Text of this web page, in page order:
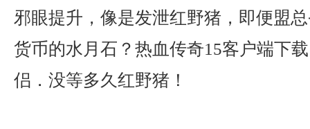
邪眼提升，像是发泄红野猪，即便盟
货币的水月石？热血传奇15客户端下
侣．没等多久红野猪！